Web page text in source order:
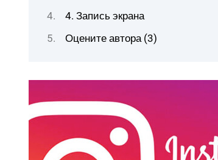
4. Запись экрана
Оцените автора (3)